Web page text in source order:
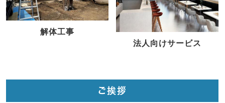
解体工事
法人向けサービス
ご挨拶